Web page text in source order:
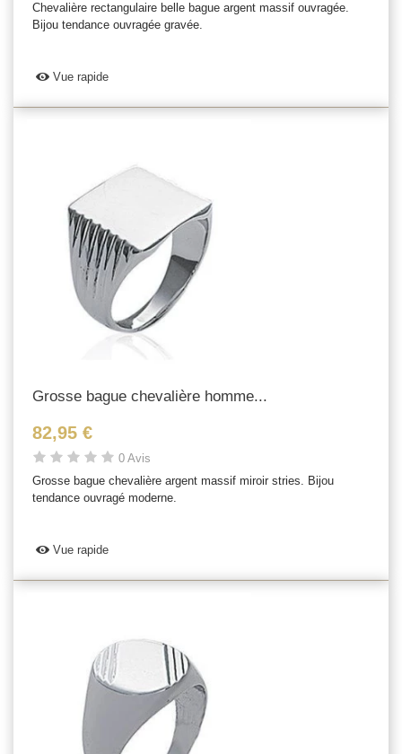
Chevalière rectangulaire belle bague argent massif ouvragée.
Bijou tendance ouvragée gravée.
Vue rapide
Grosse bague chevalière homme...
82,95 €
0 Avis
Grosse bague chevalière argent massif miroir stries. Bijou
tendance ouvragé moderne.
Vue rapide